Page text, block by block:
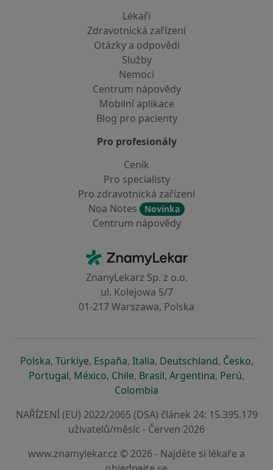
Lékaři
Zdravotnická zařízení
Otázky a odpovědi
Služby
Nemoci
Centrum nápovědy
Mobilní aplikace
Blog pro pacienty
Pro profesionály
Ceník
Pro specialisty
Pro zdravotnická zařízení
Noa Notes
Novinka
Centrum nápovědy
ZnamyLekar - Hlavní stránka
ZnanyLekarz Sp. z o.o.
ul. Kolejowa 5/7
01-217 Warszawa, Polska
Polskase otevře v nové záložce
, Türkiyese otevře v nové záložce
, Españase otevře v nové záložce
, Italiase otevře v nové záložce
, Deutschlandse otevře v
, Českose
,
Portugalse otevře v nové záložce
, Méxicose otevře v nové záložce
, Chilese otevře v nové záložce
, Brasilse otevře v nové
, Argentinase otevře v
, Perúse
,
Colombia
NAŘÍZENÍ (EU) 2022/2065 (DSA) článek 24: 15.395.179
uživatelů/měsíc - Červen 2026
www.znamylekar.cz © 2026 - Najděte si lékaře a